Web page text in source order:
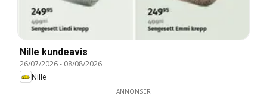
Nille kundeavis
26/07/2026- 08/08/2026
Nille
ANNONSER